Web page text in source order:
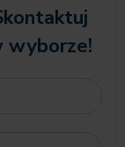
wyborze!